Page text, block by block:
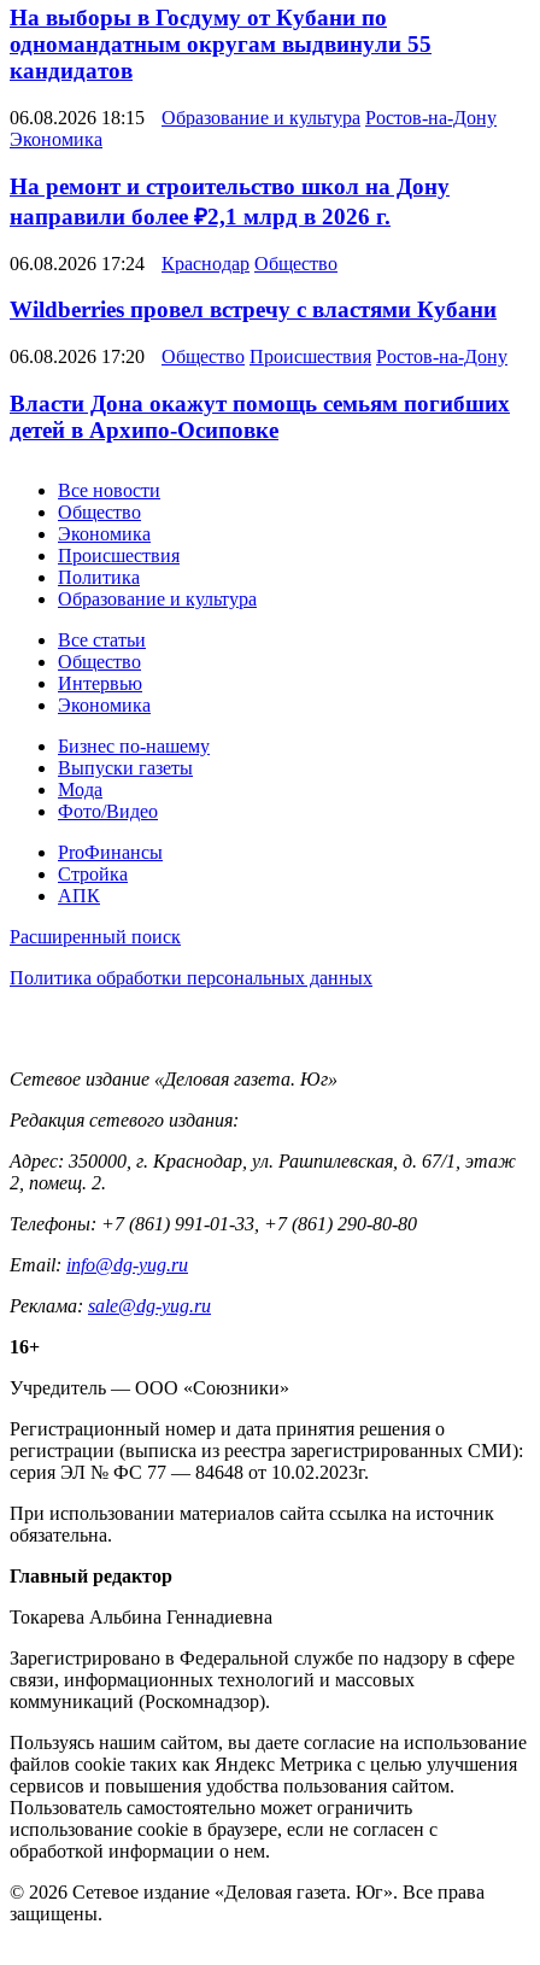
На выборы в Госдуму от Кубани по
одномандатным округам выдвинули 55
кандидатов
06.08.2026 18:15 Образование и культура Ростов-на-Дону
Экономика
На ремонт и строительство школ на Дону
направили более ₽2,1 млрд в 2026 г.
06.08.2026 17:24 Краснодар Общество
Wildberries провел встречу с властями Кубани
06.08.2026 17:20 Общество Происшествия Ростов-на-Дону
Власти Дона окажут помощь семьям погибших
детей в Архипо-Осиповке
Новости
Все новости
Общество
Экономика
Происшествия
Политика
Образование и культура
Статьи
Все статьи
Общество
Интервью
Экономика
Разное
Бизнес по-нашему
Выпуски газеты
Мода
Фото/Видео
Pro
ProФинансы
Стройка
АПК
Информация
Расширенный поиск
Политика обработки персональных данных
Контакты
Сетевое издание «Деловая газета. Юг»
Редакция сетевого издания:
Адрес: 350000, г. Краснодар, ул. Рашпилевская, д. 67/1, этаж
2, помещ. 2.
Телефоны: +7 (861) 991-01-33, +7 (861) 290-80-80
Email: info@dg-yug.ru
Реклама: sale@dg-yug.ru
Информация
о
издании
16+
Учредитель — ООО «Союзники»
Регистрационный номер и дата принятия решения о
регистрации (выписка из реестра зарегистрированных СМИ):
серия ЭЛ № ФС 77 — 84648 от 10.02.2023г.
При использовании материалов сайта ссылка на источник
обязательна.
Редакция
Главный редактор
Токарева Альбина Геннадиевна
Зарегистрировано в Федеральной службе по надзору в сфере
связи, информационных технологий и массовых
коммуникаций (Роскомнадзор).
Политика
cookie
Пользуясь нашим сайтом, вы даете согласие на использование
файлов cookie таких как Яндекс Метрика с целью улучшения
сервисов и повышения удобства пользования сайтом.
Пользователь самостоятельно может ограничить
использование cookie в браузере, если не согласен с
обработкой информации о нем.
© 2026 Сетевое издание «Деловая газета. Юг». Все права
защищены.